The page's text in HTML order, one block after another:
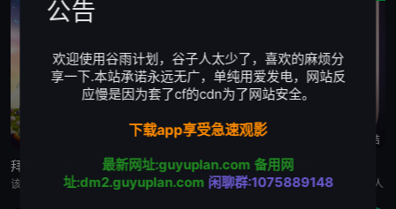
拜斯:格雷夫
该剧专为婴幼儿和学龄前儿童设计，结合了儿童睡眠科学研究。它采用极其柔和的色彩、慢节奏的3D动画和舒缓的音乐，属
全10集
乡巴佬希尔一家的幸福生活 第十五季
暂无
第15集完结
惊天逆转 第二季
Bronwen Morgan,胖雪人
公告
欢迎使用谷雨计划，谷子人太少了，喜欢的麻烦分
享一下.本站承诺永远无广，单纯用爱发电，网站反
应慢是因为套了cf的cdn为了网站安全。
下载app享受急速观影
最新网址:guyuplan.com 备用网
址:dm2.guyuplan.com 闲聊群:1075889148